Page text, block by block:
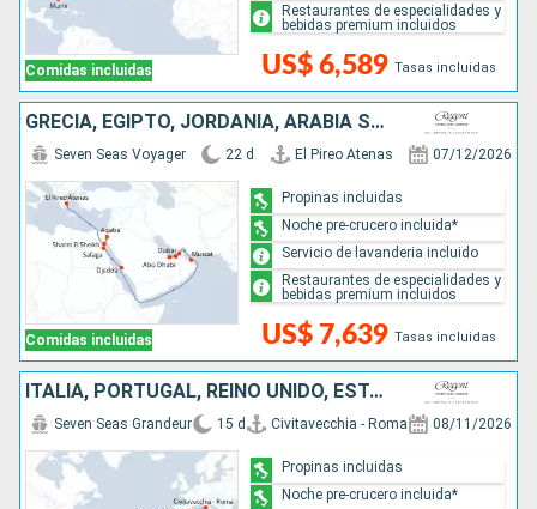
Comidas incluidas US$ 6,589 Tasas incluidas
Restaurantes de especialidades y
bebidas premium incluidos
GRECIA, EGIPTO, JORDANIA, ARABIA SAUDÍ, OMAN, EMIRATOS ÁRABES UNIDOS
Comidas incluidas
Seven Seas Voyager 22 d El Pireo Atenas 07/12/2026
US$ 7,639 Tasas incluidas
Propinas incluidas
Noche pre-crucero incluida*
Servicio de lavanderia incluido
Restaurantes de especialidades y
bebidas premium incluidos
ITALIA, PORTUGAL, REINO UNIDO, ESTADOS UNIDOS
Seven Seas Grandeur 15 d Civitavecchia - Roma 08/11/2026
Propinas incluidas
Noche pre-crucero incluida*